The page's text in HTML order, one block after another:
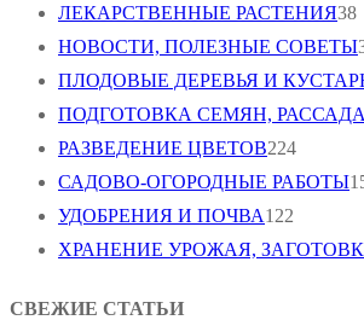
ЛЕКАРСТВЕННЫЕ РАСТЕНИЯ38
НОВОСТИ, ПОЛЕЗНЫЕ СОВЕТЫ
ПЛОДОВЫЕ ДЕРЕВЬЯ И
ПОДГОТОВКА СЕМЯН, РАССАДА
РАЗВЕДЕНИЕ ЦВЕТОВ224
САДОВО-ОГОРОДНЫЕ РАБОТЫ
УДОБРЕНИЯ И ПОЧВА122
ХРАНЕНИЕ УРОЖАЯ,
СВЕЖИЕ СТАТЬИ